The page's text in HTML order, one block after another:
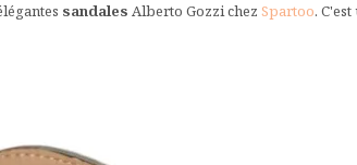
sandales Alberto Gozzi chez Spartoo.